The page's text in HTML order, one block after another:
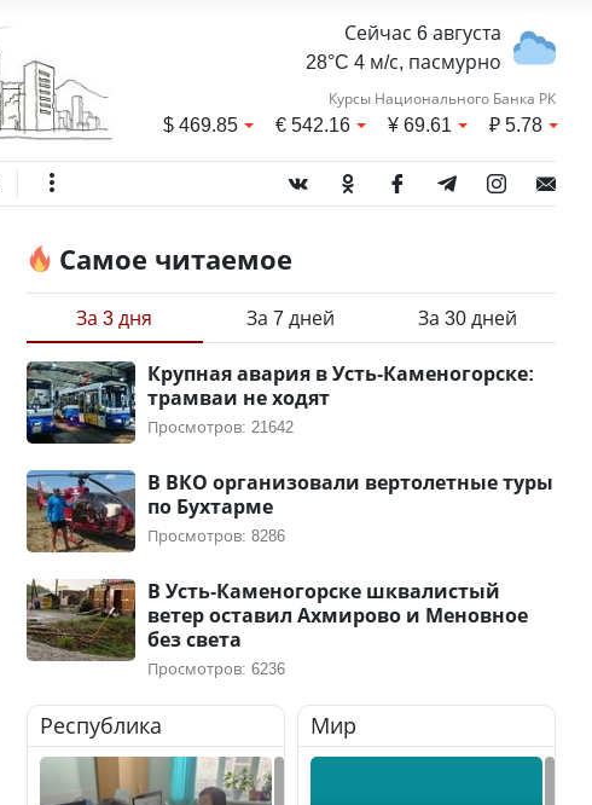
Сейчас 6 августа
28°C 4 м/с, пасмурно
Курсы Национального Банка РК
$469.85 €542.16 ¥69.61 ₽5.78
Самое читаемое
За 3 дня За 7 дней За 30 дней
Крупная авария в Усть-Каменогорске:
трамваи не ходят
Просмотров: 21642
В ВКО организовали вертолетные туры
по Бухтарме
Просмотров: 8286
В Усть-Каменогорске шквалистый
ветер оставил Ахмирово и Меновное
без света
Просмотров: 6236
Республика Мир